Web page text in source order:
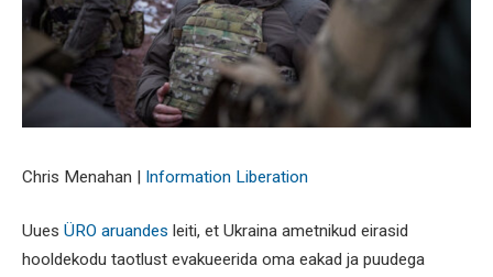
Chris Menahan | Information Liberation
Uues ÜRO aruandes leiti, et Ukraina ametnikud eirasid
hooldekodu taotlust evakueerida oma eakad ja puudega